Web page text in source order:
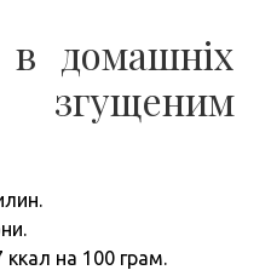
в домашніх
ккал на 100 грам.